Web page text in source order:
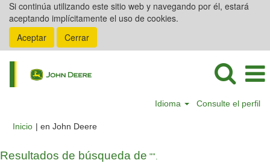
Si continúa utilizando este sitio web y navegando por él, estará
aceptando implícitamente el uso de cookies.
Aceptar
Cerrar
Idioma Consulte el perfil
Inicio | en John Deere(página
Resultados de búsqueda de "".